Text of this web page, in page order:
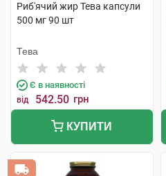
Риб'ячий жир Тева капсули
500 мг 90 шт
Тева
Є в наявності
від 542.50 грн
КУПИТИ